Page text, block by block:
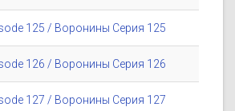
125 / Воронины Серия 125
126 / Воронины Серия 126
127 / Воронины Серия 127